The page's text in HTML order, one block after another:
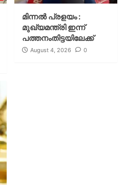
മിന്നല്‍ പ്രളയം :
മുഖ്യമന്ത്രി ഇന്ന്
പത്തനംതിട്ടയിലേക്ക്
August 4, 2026 0